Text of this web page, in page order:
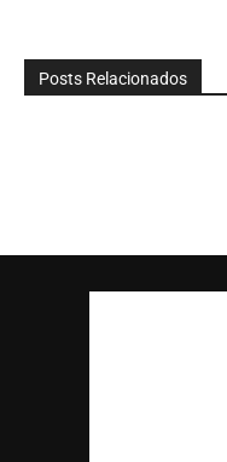
Posts Relacionados